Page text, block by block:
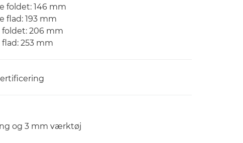
foldet: 146 mm
flad: 193 mm
206 mm
253 mm
og 3 mm værktøj